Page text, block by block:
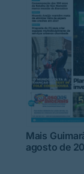
Mais
agosto de